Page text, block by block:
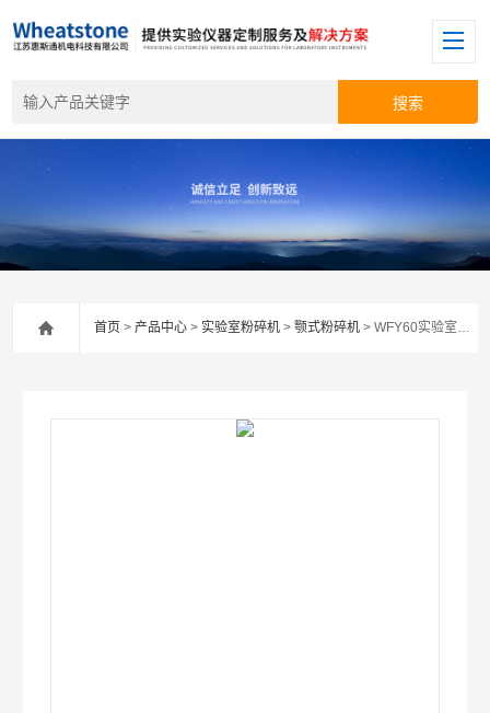
首页 >产品中心 >实验室粉碎机 >颚式粉碎机 > WFY60实验室粉碎机